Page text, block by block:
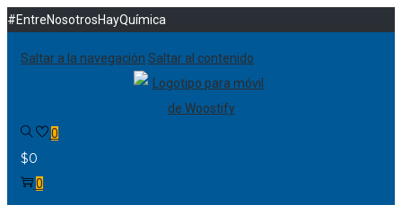
#EntreNosotrosHayQuímica
Saltar a la navegación Saltar al contenido
0
$0
0